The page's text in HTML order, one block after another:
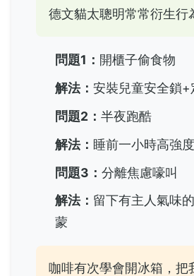
德文貓太聰明常常衍生行
問題1： 開櫃子偷食物
解法： 安裝兒童安全鎖+
問題2： 半夜跑酷
解法： 睡前一小時高強
問題3： 分離焦慮嚎叫
解法： 留下有主人氣味
蒙
咖啡有次學會開冰箱，把